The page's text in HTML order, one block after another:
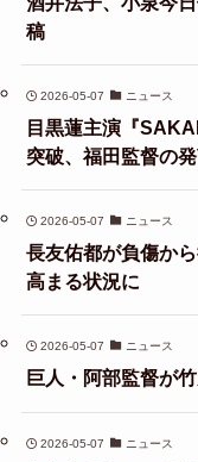
稿
2026-05-07 ニュース
目黒蓮主演『
突破、福田監督の
2026-05-07 ニュース
長友佑都が負傷か
高まる状況に
2026-05-07 ニュース
巨人・阿部監督が
2026-05-07 ニュース